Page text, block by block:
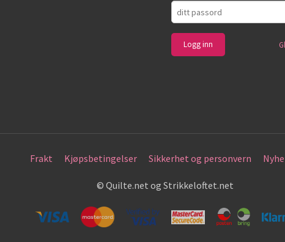
Frakt Kjøpsbetingelser Sikkerhet og personvern
© Quilte.net og Strikkeloftet.net